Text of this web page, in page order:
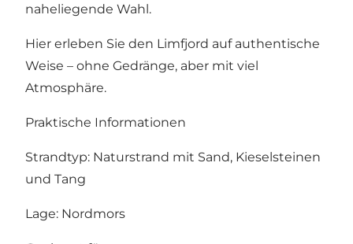
naheliegende Wahl.
Hier erleben Sie den Limfjord auf authentische
Weise – ohne Gedränge, aber mit viel
Atmosphäre.
Praktische Informationen
Strandtyp: Naturstrand mit Sand, Kieselsteinen
und Tang
Lage: Nordmors